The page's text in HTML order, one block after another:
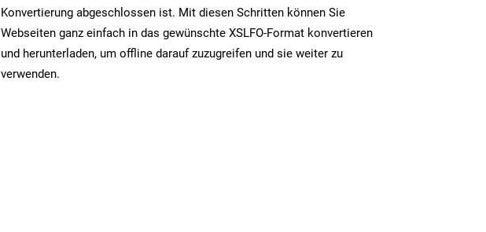
Konvertierung abgeschlossen ist. Mit diesen Schritten können Sie
Webseiten ganz einfach in das gewünschte XSLFO-Format konvertieren
und herunterladen, um offline darauf zuzugreifen und sie weiter zu
verwenden.